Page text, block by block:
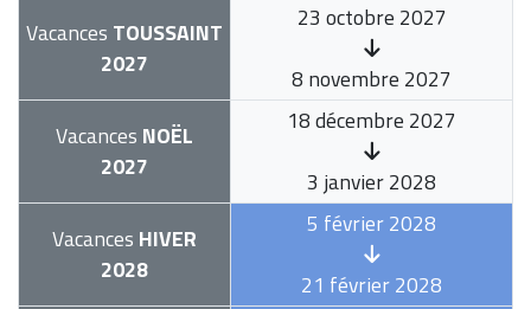
Vacances TOUSSAINT
2027
23 octobre 2027
8 novembre 2027
Vacances NOËL
2027
18 décembre 2027
3 janvier 2028
Vacances HIVER
2028
5 février 2028
21 février 2028